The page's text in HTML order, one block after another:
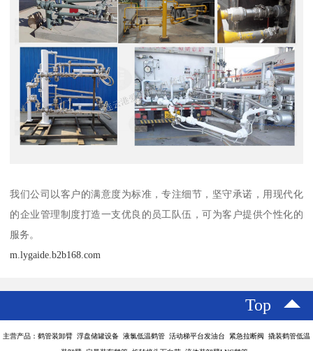
我们公司以客户的满意度为标准，专注细节，坚守承诺，用现代化
的企业管理制度打造一支优良的员工队伍，可为客户提供个性化的
服务。
m.lygaide.b2b168.com
Top
主营产品：鹤管装卸臂 浮盘储罐设备 液氯低温鹤管 活动梯平台发油台 紧急拉断阀 撬装鹤管低温